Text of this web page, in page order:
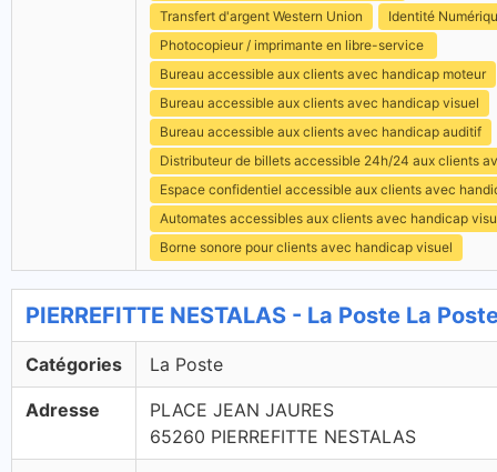
Transfert d'argent Western Union
Identité
Photocopieur / imprimante en libre-service
Bureau accessible aux clients avec handicap moteur
Bureau accessible aux clients avec handicap visuel
Bureau accessible aux clients avec handicap auditif
Distributeur de billets accessible 24h/24 aux clients
Espace confidentiel accessible aux clients avec
Automates accessibles aux clients avec handicap
Borne sonore pour clients avec handicap visuel
PIERREFITTE NESTALAS - La Poste La
Catégories La Poste
Adresse
PLACE JEAN JAURES
65260 PIERREFITTE NESTALAS